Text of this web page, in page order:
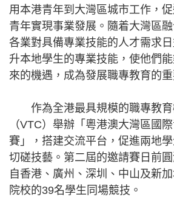
用本港青年到大灣區城市工作，
青年實現事業發展。隨着大灣區
各業對具備專業技能的人才需求
升本地學生的專業技能，使他們
來的機遇，成為發展職專教育的重
作為全港最具規模的職專教育
（VTC）舉辦「粵港澳大灣區國
賽」，搭建交流平台，促進兩地
切磋技藝。第二屆的邀請賽日前
自香港、廣州、深圳、中山及新
院校的39名學生同場競技。